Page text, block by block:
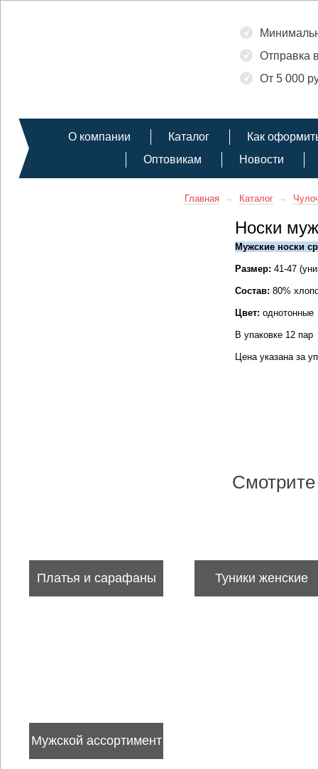
Отправка
От 5 000
О компании Каталог
Как
Оптовикам
Новости
Главная Каталог
Носки
Мужские носки
Размер: 41-47
Состав: 80%
Цвет: однотонные
В упаковке 12 пар
Цена указана за
Платья и сарафаны Туники женские
Мужской ассортимент